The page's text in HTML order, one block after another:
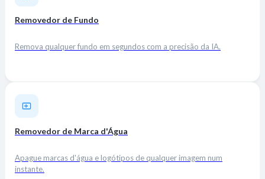
Removedor de Fundo
Remova qualquer fundo em segundos com a precisão da IA.
Removedor de Marca d'Água
Apague marcas d'água e logótipos de qualquer imagem num
instante.